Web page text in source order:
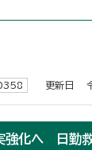
更新日 令
強化へ 日勤